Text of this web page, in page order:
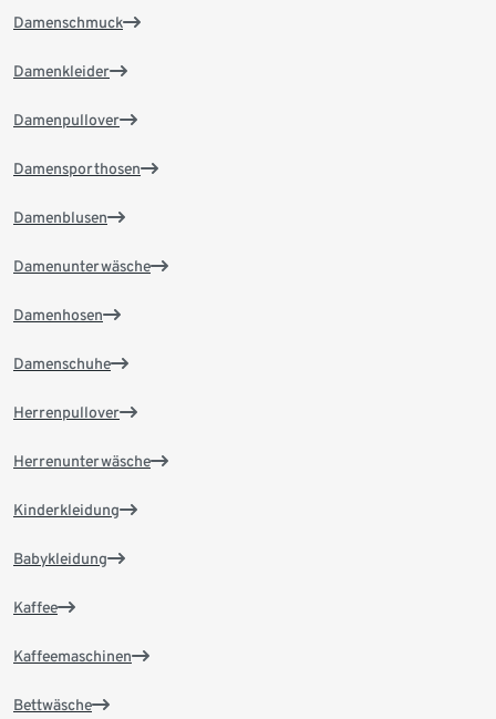
Damenschmuck
Damenkleider
Damenpullover
Damensporthosen
Damenblusen
Damenunterwäsche
Damenhosen
Damenschuhe
Herrenpullover
Herrenunterwäsche
Kinderkleidung
Babykleidung
Kaffee
Kaffeemaschinen
Bettwäsche